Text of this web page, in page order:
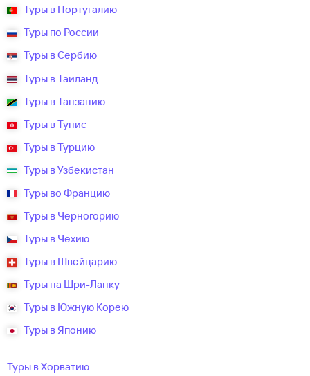
Туры в Португалию
Туры по России
Туры в Сербию
Туры в Таиланд
Туры в Танзанию
Туры в Тунис
Туры в Турцию
Туры в Узбекистан
Туры во Францию
Туры в Черногорию
Туры в Чехию
Туры в Швейцарию
Туры на Шри-Ланку
Туры в Южную Корею
Туры в Японию
Туры в Хорватию